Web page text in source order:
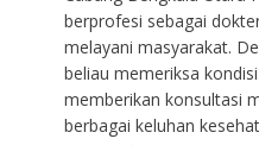
berprofesi sebagai
melayani masyarakat.
beliau memeriksa
memberikan konsultasi
berbagai keluhan